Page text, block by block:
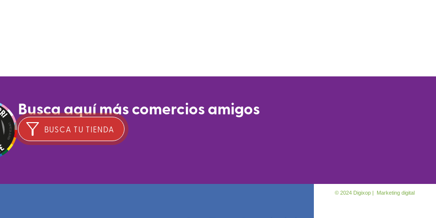
Busca aquí más comercios amigos
BUSCA TU TIENDA
© 2024 Digixop | Marketing digital